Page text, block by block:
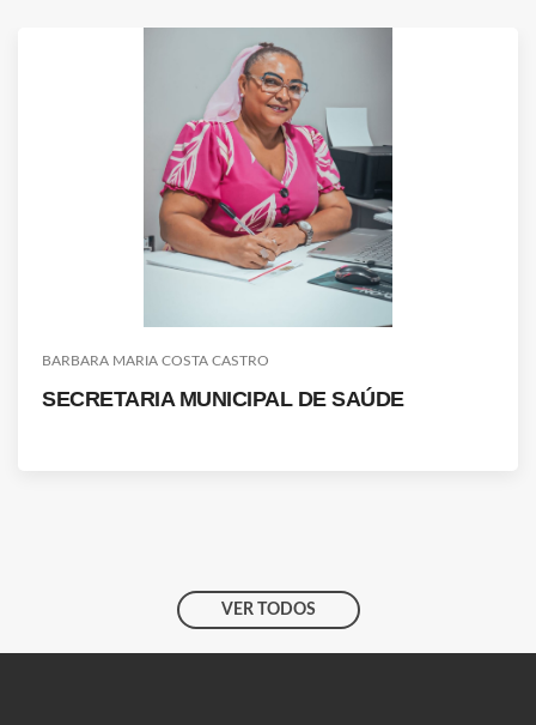
BARBARA MARIA COSTA CASTRO
SECRETARIA MUNICIPAL DE SAÚDE
VER TODOS